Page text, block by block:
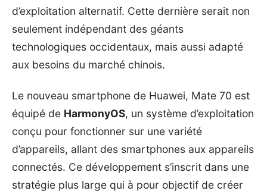
d’exploitation alternatif. Cette dernière serait non
seulement indépendant des géants
technologiques occidentaux, mais aussi adapté
aux besoins du marché chinois.
Le nouveau smartphone de Huawei, Mate 70 est
équipé de HarmonyOS, un système d’exploitation
conçu pour fonctionner sur une variété
d’appareils, allant des smartphones aux appareils
connectés. Ce développement s’inscrit dans une
stratégie plus large qui à pour objectif de créer